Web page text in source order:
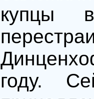
купцы
году.